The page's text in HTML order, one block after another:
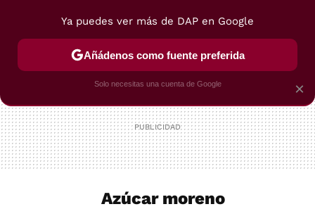
POSTRES VIAJES SELECCIÓN VEGUI
Azúcar moreno
×
Ya puedes ver más de DAP en Google
Añádenos como fuente preferida
Solo necesitas una cuenta de Google